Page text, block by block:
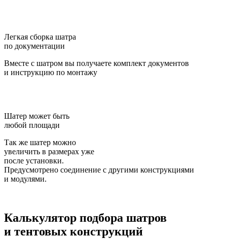
Легкая сборка шатра
по документации
Вместе с шатром вы получаете комплект документов
и инструкцию по монтажу
Шатер может быть
любой площади
Так же шатер можно
увеличить в размерах уже
после установки.
Предусмотрено соединение с другими конструкциями
и модулями.
Калькулятор подбора шатров
и тентовых конструкций